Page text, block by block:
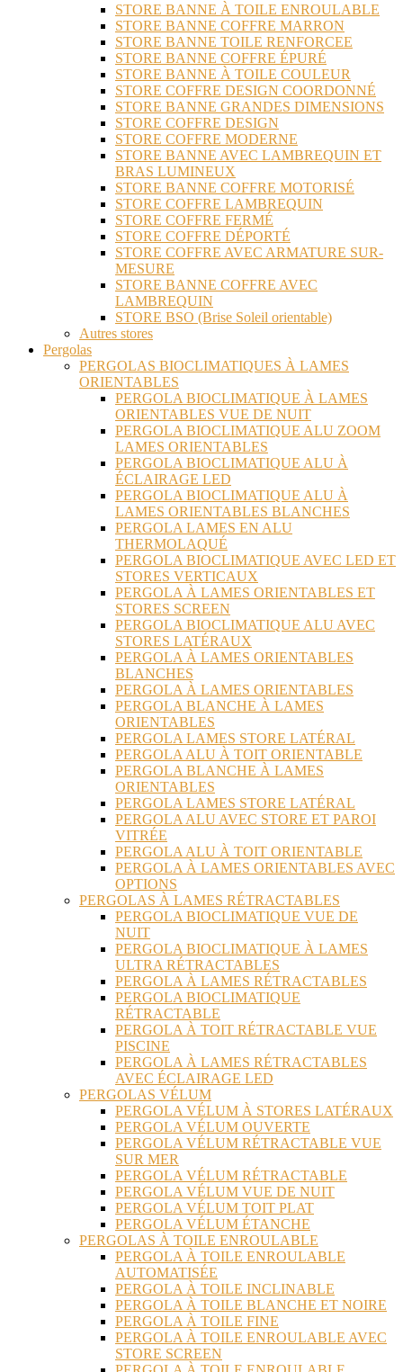
STORE BANNE À TOILE ENROULABLE
STORE BANNE COFFRE MARRON
STORE BANNE TOILE RENFORCEE
STORE BANNE COFFRE ÉPURÉ
STORE BANNE À TOILE COULEUR
STORE COFFRE DESIGN COORDONNÉ
STORE BANNE GRANDES DIMENSIONS
STORE COFFRE DESIGN
STORE COFFRE MODERNE
STORE BANNE AVEC LAMBREQUIN ET
BRAS LUMINEUX
STORE BANNE COFFRE MOTORISÉ
STORE COFFRE LAMBREQUIN
STORE COFFRE FERMÉ
STORE COFFRE DÉPORTÉ
STORE COFFRE AVEC ARMATURE SUR-
MESURE
STORE BANNE COFFRE AVEC
LAMBREQUIN
STORE BSO (Brise Soleil orientable)
Autres stores
Pergolas
PERGOLAS BIOCLIMATIQUES À LAMES
ORIENTABLES
PERGOLA BIOCLIMATIQUE À LAMES
ORIENTABLES VUE DE NUIT
PERGOLA BIOCLIMATIQUE ALU ZOOM
LAMES ORIENTABLES
PERGOLA BIOCLIMATIQUE ALU À
ÉCLAIRAGE LED
PERGOLA BIOCLIMATIQUE ALU À
LAMES ORIENTABLES BLANCHES
PERGOLA LAMES EN ALU
THERMOLAQUÉ
PERGOLA BIOCLIMATIQUE AVEC LED ET
STORES VERTICAUX
PERGOLA À LAMES ORIENTABLES ET
STORES SCREEN
PERGOLA BIOCLIMATIQUE ALU AVEC
STORES LATÉRAUX
PERGOLA À LAMES ORIENTABLES
BLANCHES
PERGOLA À LAMES ORIENTABLES
PERGOLA BLANCHE À LAMES
ORIENTABLES
PERGOLA LAMES STORE LATÉRAL
PERGOLA ALU À TOIT ORIENTABLE
PERGOLA BLANCHE À LAMES
ORIENTABLES
PERGOLA LAMES STORE LATÉRAL
PERGOLA ALU AVEC STORE ET PAROI
VITRÉE
PERGOLA ALU À TOIT ORIENTABLE
PERGOLA À LAMES ORIENTABLES AVEC
OPTIONS
PERGOLAS À LAMES RÉTRACTABLES
PERGOLA BIOCLIMATIQUE VUE DE
NUIT
PERGOLA BIOCLIMATIQUE À LAMES
ULTRA RÉTRACTABLES
PERGOLA À LAMES RÉTRACTABLES
PERGOLA BIOCLIMATIQUE
RÉTRACTABLE
PERGOLA À TOIT RÉTRACTABLE VUE
PISCINE
PERGOLA À LAMES RÉTRACTABLES
AVEC ÉCLAIRAGE LED
PERGOLAS VÉLUM
PERGOLA VÉLUM À STORES LATÉRAUX
PERGOLA VÉLUM OUVERTE
PERGOLA VÉLUM RÉTRACTABLE VUE
SUR MER
PERGOLA VÉLUM RÉTRACTABLE
PERGOLA VÉLUM VUE DE NUIT
PERGOLA VÉLUM TOIT PLAT
PERGOLA VÉLUM ÉTANCHE
PERGOLAS À TOILE ENROULABLE
PERGOLA À TOILE ENROULABLE
AUTOMATISÉE
PERGOLA À TOILE INCLINABLE
PERGOLA À TOILE BLANCHE ET NOIRE
PERGOLA À TOILE FINE
PERGOLA À TOILE ENROULABLE AVEC
STORE SCREEN